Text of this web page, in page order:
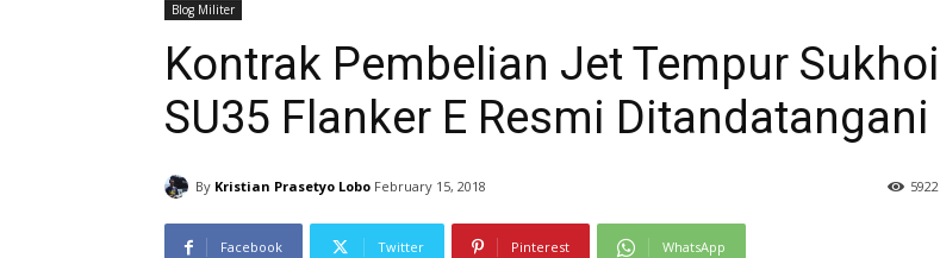
Blog Militer
Kontrak Pembelian Jet Tempur Sukhoi
SU35 Flanker E Resmi Ditandatangani
By Kristian Prasetyo Lobo February 15, 2018 5922
Facebook Twitter Pinterest WhatsApp